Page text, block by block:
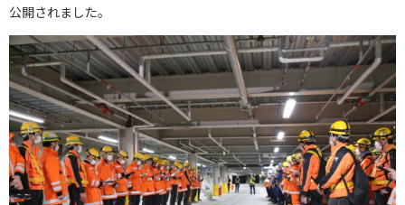
公開されました。